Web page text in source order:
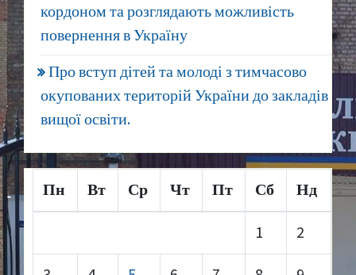
кордоном та розглядають можливість
повернення в Україну
Про вступ дітей та молоді з тимчасово
окупованих територій України до закладів
вищої освіти.
Пн Вт Ср Чт Пт Сб Нд
1 2